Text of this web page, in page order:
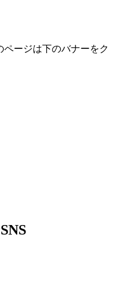
ページは下のバナーをク
SNS